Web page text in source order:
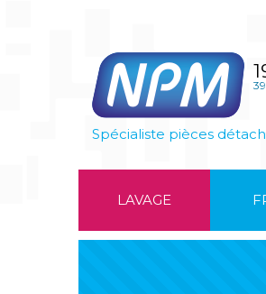
Spécialiste pièces
LAVAGE